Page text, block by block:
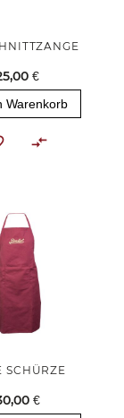
€
Warenkorb
SCHÜRZE
€